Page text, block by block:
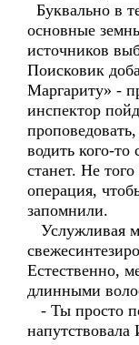
Буквально в
основные
источников
Поисковик
Маргариту» -
инспектор
водить кого-то
станет. Не
операция,
запомнили.
Услужливая
Естественно,
длинными
- Ты просто